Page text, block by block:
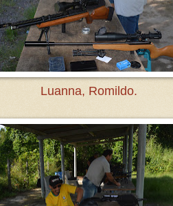
Luanna, Romildo.